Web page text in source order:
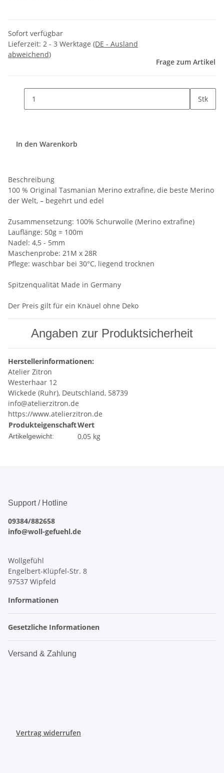
Sofort verfügbar
Lieferzeit: 2 - 3 Werktage (DE - Ausland
abweichend)
Frage zum Artikel
Stk
In den Warenkorb
Beschreibung
100 % Original Tasmanian Merino extrafine, die beste Merino
der Welt, – begehrt und edel
Zusammensetzung: 100% Schurwolle (Merino extrafine)
Lauflänge: 50g = 100m
Nadel: 4,5 - 5mm
Maschenprobe: 21M x 28R
Pflege: waschbar bei 30°C, liegend trocknen
Spitzenqualität Made in Germany
Der Preis gilt für ein Knäuel ohne Deko
Angaben zur Produktsicherheit
Herstellerinformationen:
Atelier Zitron
Westerhaar 12
Wickede (Ruhr), Deutschland, 58739
info@atelierzitron.de
https://www.atelierzitron.de
ProdukteigenschaftWert
Artikelgewicht: 0,05 kg
Support / Hotline
09384/882658
info@woll-gefuehl.de
Wollgefühl
Engelbert-Klüpfel-Str. 8
97537 Wipfeld
Informationen
Gesetzliche Informationen
Versand & Zahlung
Vertrag widerrufen